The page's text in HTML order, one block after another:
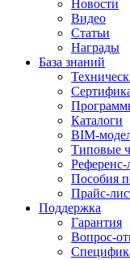
Новости
Видео
Статьи
Награды
База знаний
Каталоги
BIM-
Типовые
Пособия
Прайс-
Поддержка
Гарантия
Вопрос-